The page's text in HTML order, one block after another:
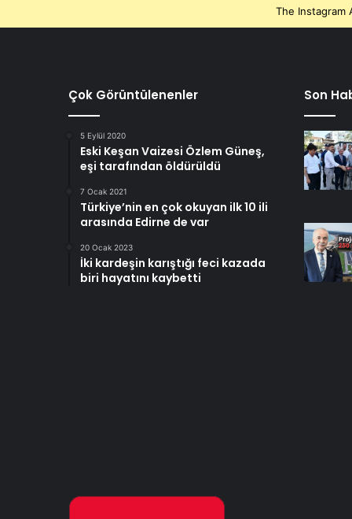
The Instagram
Çok Görüntülenenler
5 Eylül 2020
Eski Keşan Vaizesi Özlem Güneş,
eşi tarafından öldürüldü
7 Ocak 2021
Türkiye’nin en çok okuyan ilk 10 ili
arasında Edirne de var
20 Ocak 2023
İki kardeşin karıştığı feci kazada
biri hayatını kaybetti
Son